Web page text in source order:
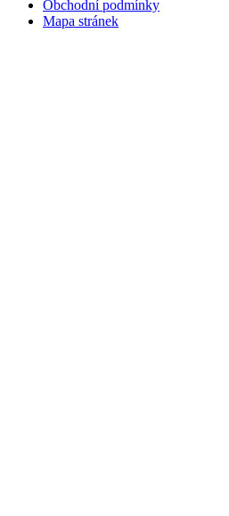
Obchodní podmínky
Mapa stránek